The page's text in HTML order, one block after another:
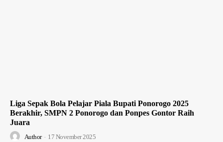
Liga Sepak Bola Pelajar Piala Bupati Ponorogo 2025
Berakhir, SMPN 2 Ponorogo dan Ponpes Gontor Raih
Juara
Author - 17 November 2025